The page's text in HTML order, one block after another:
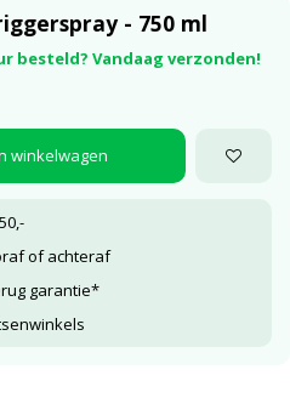
- 750 ml
besteld? Vandaag verzonden!
winkelwagen
of achteraf
garantie*